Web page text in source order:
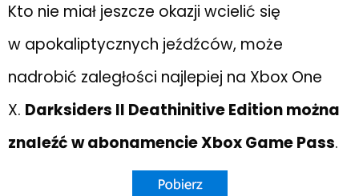
Kto nie miał jeszcze okazji wcielić się
w apokaliptycznych jeźdźców, może
nadrobić zaległości najlepiej na Xbox One
X. Darksiders II Deathinitive Edition można
znaleźć w abonamencie Xbox Game Pass.